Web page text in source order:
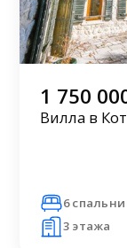
1 750
Вилла в
6 спальни
3 этажа